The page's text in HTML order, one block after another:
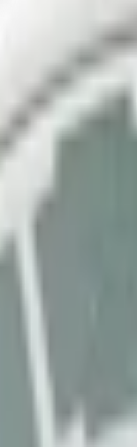
snus tillverkas av
Helwit Banan,
. Läs och lär dig